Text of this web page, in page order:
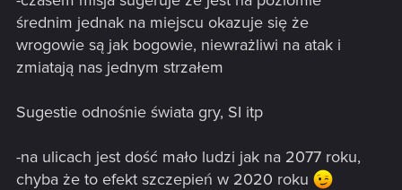
średnim jednak na miejscu okazuje się że
wrogowie są jak bogowie, niewrażliwi na atak i
zmiatają nas jednym strzałem
Sugestie odnośnie świata gry, SI itp
-na ulicach jest dość mało ludzi jak na 2077 roku,
chyba że to efekt szczepień w 2020 roku